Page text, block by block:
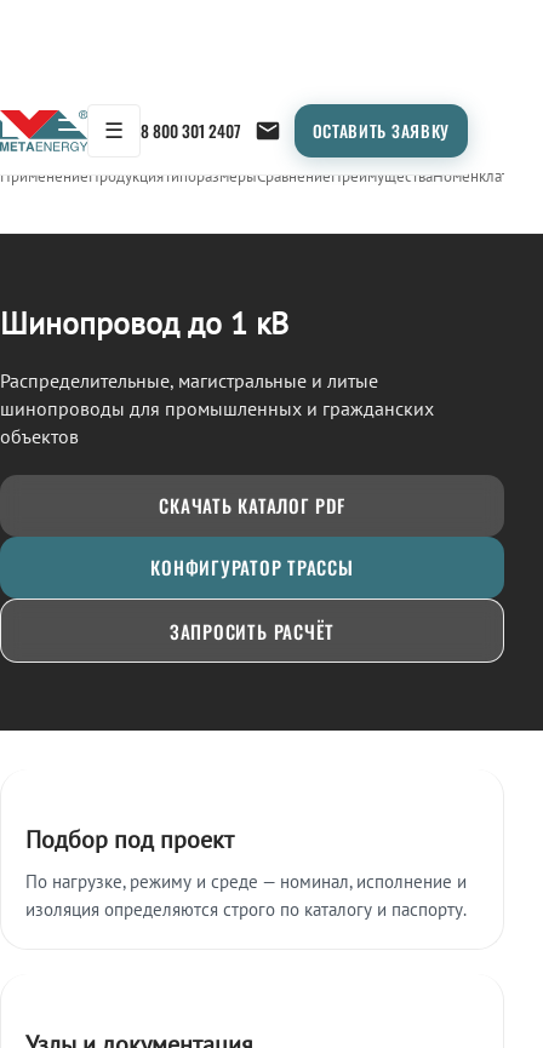
☰ 8 800 301 2407 ОСТАВИТЬ ЗАЯВКУ
← Продукция/ШИНОПРОВОД
ПрименениеПродукцияТипоразмерыСравнениеПреимуществаНоменклатура
Шинопровод до 1 кВ
Распределительные, магистральные и литые
шинопроводы для промышленных и гражданских
объектов
СКАЧАТЬ КАТАЛОГ PDF
КОНФИГУРАТОР ТРАССЫ
ЗАПРОСИТЬ РАСЧЁТ
Подбор под проект
По нагрузке, режиму и среде — номинал, исполнение и
изоляция определяются строго по каталогу и паспорту.